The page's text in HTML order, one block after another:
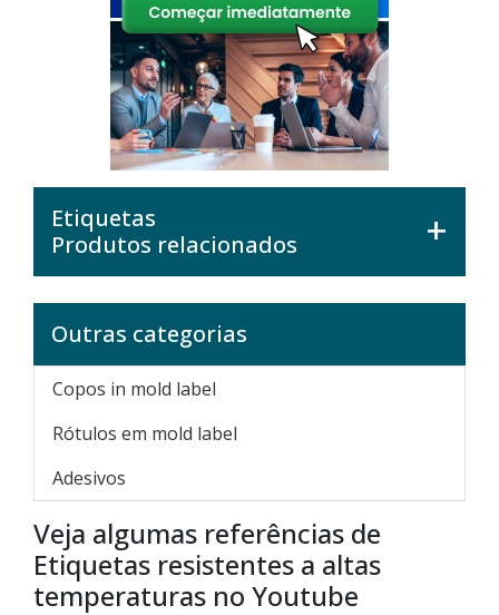
Etiquetas
Produtos relacionados
Outras categorias
Copos in mold label
Rótulos em mold label
Adesivos
Veja algumas referências de
Etiquetas resistentes a altas
temperaturas no Youtube